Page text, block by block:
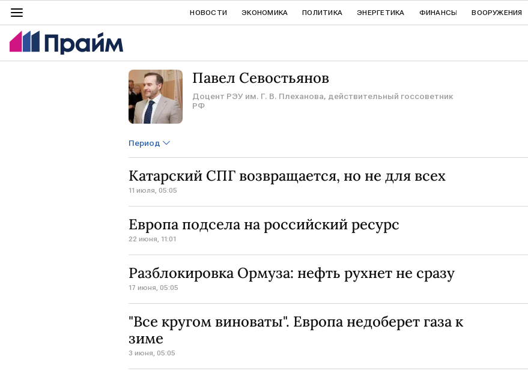
НОВОСТИ ЭКОНОМИКА ПОЛИТИКА ЭНЕРГЕТИКА ФИНАНСЫ ВООРУЖЕНИЯ
Павел Севостьянов
Доцент РЭУ им. Г. В. Плеханова, действительный госсоветник
РФ
Период
Катарский СПГ возвращается, но не для всех
11 июля, 05:05
Европа подсела на российский ресурс
22 июня, 11:01
Разблокировка Ормуза: нефть рухнет не сразу
17 июня, 05:05
"Все кругом виноваты". Европа недоберет газа к
зиме
3 июня, 05:05